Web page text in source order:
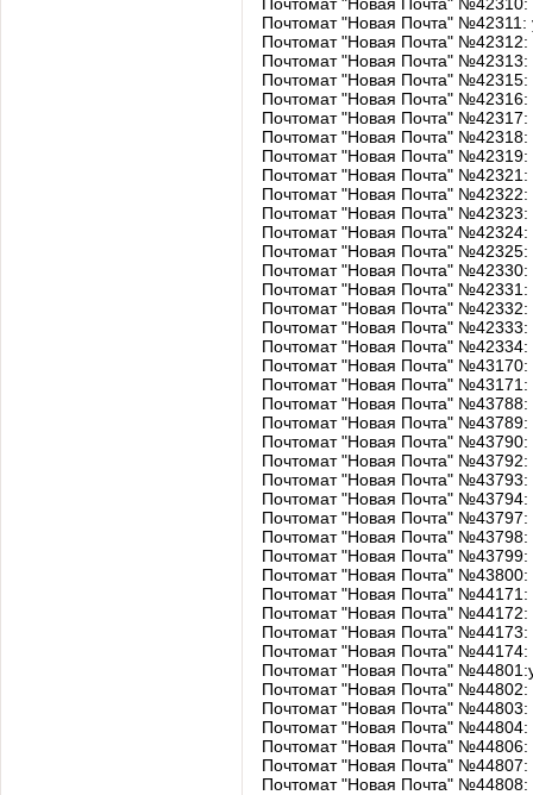
Почтомат "Новая Почта" №42311:
Почтомат "Новая Почта" №42312:
Почтомат "Новая Почта" №42313:
Почтомат "Новая Почта" №42315:
Почтомат "Новая Почта"
Почтомат "Новая Почта"
Почтомат "Новая Почта" №42318:
Почтомат "Новая Почта"
Почтомат "Новая Почта" №42321:
Почтомат "Новая Почта" №42322:
Почтомат "Новая Почта" №42323:
Почтомат "Новая Почта" №42324:
Почтомат "Новая Почта" №42325:
Почтомат "Новая Почта"
Почтомат "Новая Почта" №42331:
Почтомат "Новая Почта"
Почтомат "Новая Почта"
Почтомат "Новая Почта"
Почтомат "Новая Почта"
Почтомат "Новая Почта"
Почтомат "Новая Почта" №43788:
Почтомат "Новая Почта"
Почтомат "Новая Почта"
Почтомат "Новая Почта" №43792:
Почтомат "Новая Почта" №43793:
Почтомат "Новая Почта" №43794:
Почтомат "Новая Почта"
Почтомат "Новая Почта" №43798:
Почтомат "Новая Почта" №43799:
Почтомат "Новая Почта"
Почтомат "Новая Почта"
Почтомат "Новая Почта"
Почтомат "Новая Почта"
Почтомат "Новая Почта"
Почтомат "Новая Почта"
Почтомат "Новая Почта" №44802:
Почтомат "Новая Почта" №44803:
Почтомат "Новая Почта" №44804:
Почтомат "Новая Почта" №44806:
Почтомат "Новая Почта" №44807:
Почтомат "Новая Почта" №44808: